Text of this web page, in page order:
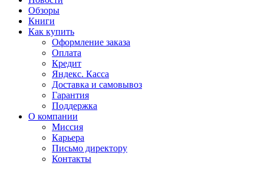
Обзоры
Книги
Как купить
Оформление заказа
Оплата
Кредит
Яндекс. Касса
Доставка и самовывоз
Гарантия
Поддержка
О компании
Миссия
Карьера
Письмо директору
Контакты